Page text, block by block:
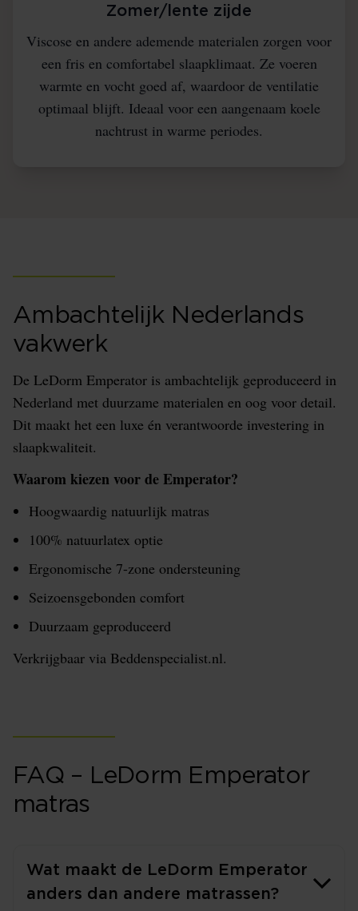
Zomer/lente zijde
Viscose en andere ademende materialen zorgen voor
een fris en comfortabel slaapklimaat. Ze voeren
warmte en vocht goed af, waardoor de ventilatie
optimaal blijft. Ideaal voor een aangenaam koele
nachtrust in warme periodes.
Ambachtelijk Nederlands
vakwerk
De LeDorm Emperator is ambachtelijk geproduceerd in
Nederland met duurzame materialen en oog voor detail.
Dit maakt het een luxe én verantwoorde investering in
slaapkwaliteit.
Waarom kiezen voor de Emperator?
Hoogwaardig natuurlijk matras
100% natuurlatex optie
Ergonomische 7-zone ondersteuning
Seizoensgebonden comfort
Duurzaam geproduceerd
Verkrijgbaar via Beddenspecialist.nl.
FAQ – LeDorm Emperator
matras
Wat maakt de LeDorm Emperator
anders dan andere matrassen?